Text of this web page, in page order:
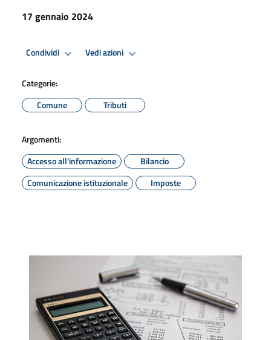
17 gennaio 2024
Condividi Vedi azioni
Categorie:
Comune
Tributi
Argomenti:
Accesso all'informazione
Bilancio
Comunicazione istituzionale
Imposte